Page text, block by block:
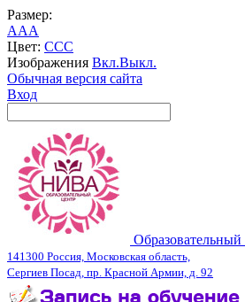
Размер:
AAA
Цвет: CCC
Изображения Вкл.Выкл.
Обычная версия сайта
Вход
141300 Россия, Московская область,
Сергиев Посад, пр. Красной Армии, д. 92